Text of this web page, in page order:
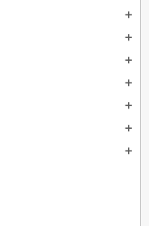
add
add
add
add
add
add
add